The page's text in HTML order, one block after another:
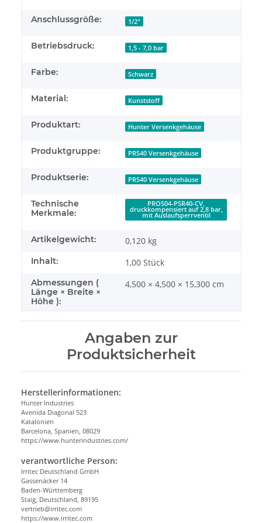
Anschlussgröße: 1/2"
Betriebsdruck: 1,5 - 7,0 bar
Farbe: Schwarz
Material: Kunststoff
Produktart: Hunter Versenkgehäuse
Produktgruppe: PRS40 Versenkgehäuse
Produktserie: PRS40 Versenkgehäuse
Technische
Merkmale:
PROS04-PSR40-CV,
druckkompensiert auf 2,8 bar,
mit Auslaufsperrventil
Artikelgewicht: 0,120 kg
Inhalt: 1,00 Stück
Abmessungen (
Länge × Breite ×
Höhe ):
4,500 × 4,500 × 15,300 cm
Angaben zur
Produktsicherheit
Herstellerinformationen:
Hunter Industries
Avenida Diagonal 523
Katalonien
Barcelona, Spanien, 08029
https://www.hunterindustries.com/
verantwortliche Person:
Irritec Deutschland GmbH
Gassenäcker 14
Baden-Württemberg
Staig, Deutschland, 89195
vertrieb@irritec.com
https://www.irritec.com